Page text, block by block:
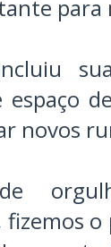
para
espaço
novos
fizemos